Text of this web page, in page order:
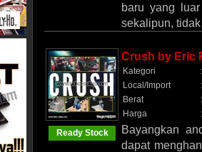
baru yang
sekalipun,
Ready Stock
Crush by Eric
Kategori
:
Local/Import
:
Berat
:
Harga
:
Bayangkan
dapat